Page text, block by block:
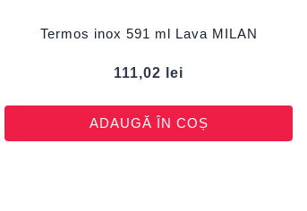
Termos inox 591 ml Lava MILAN
111,02 lei
ADAUGĂ ÎN COȘ